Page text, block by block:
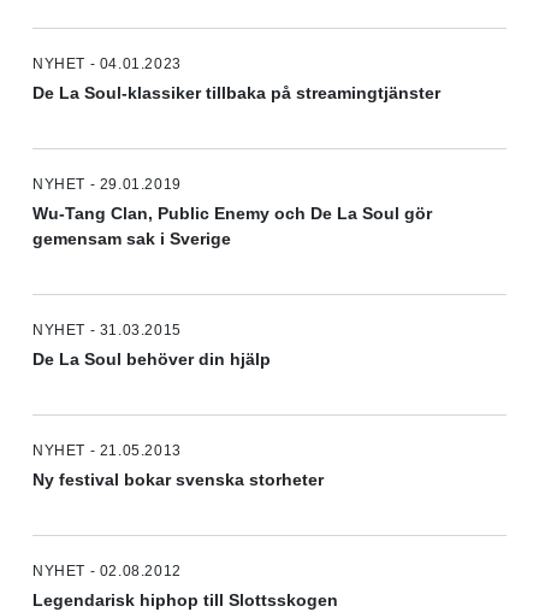
NYHET - 04.01.2023
De La Soul-klassiker tillbaka på streamingtjänster
NYHET - 29.01.2019
Wu-Tang Clan, Public Enemy och De La Soul gör
gemensam sak i Sverige
NYHET - 31.03.2015
De La Soul behöver din hjälp
NYHET - 21.05.2013
Ny festival bokar svenska storheter
NYHET - 02.08.2012
Legendarisk hiphop till Slottsskogen